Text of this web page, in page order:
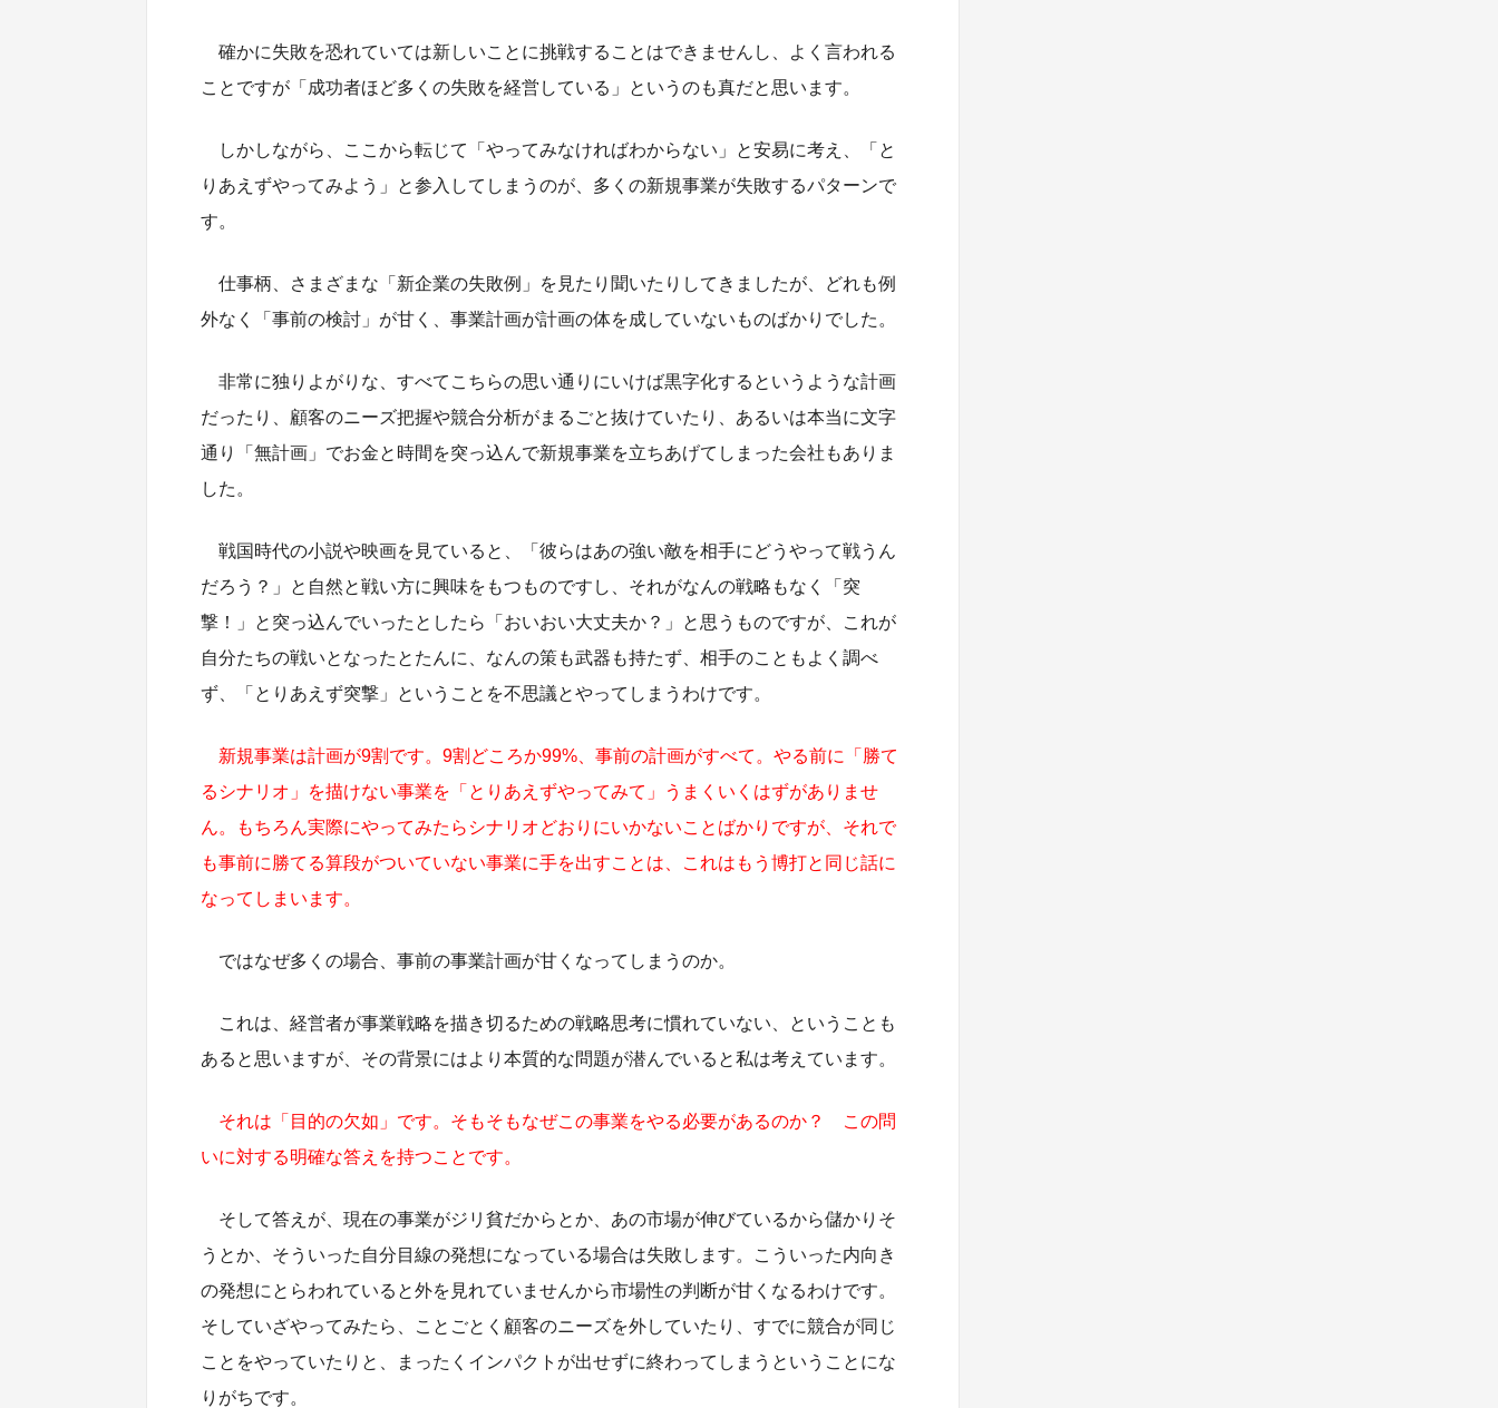
確かに失敗を恐れていては新しいことに挑戦することはできませんし、よく言われる
ことですが「成功者ほど多くの失敗を経営している」というのも真だと思います。
しかしながら、ここから転じて「やってみなければわからない」と安易に考え、「と
りあえずやってみよう」と参入してしまうのが、多くの新規事業が失敗するパターンで
す。
仕事柄、さまざまな「新企業の失敗例」を見たり聞いたりしてきましたが、どれも例
外なく「事前の検討」が甘く、事業計画が計画の体を成していないものばかりでした。
非常に独りよがりな、すべてこちらの思い通りにいけば黒字化するというような計画
だったり、顧客のニーズ把握や競合分析がまるごと抜けていたり、あるいは本当に文字
通り「無計画」でお金と時間を突っ込んで新規事業を立ちあげてしまった会社もありま
した。
戦国時代の小説や映画を見ていると、「彼らはあの強い敵を相手にどうやって戦うん
だろう？」と自然と戦い方に興味をもつものですし、それがなんの戦略もなく「突
撃！」と突っ込んでいったとしたら「おいおい大丈夫か？」と思うものですが、これが
自分たちの戦いとなったとたんに、なんの策も武器も持たず、相手のこともよく調べ
ず、「とりあえず突撃」ということを不思議とやってしまうわけです。
新規事業は計画が9割です。9割どころか99%、事前の計画がすべて。やる前に「勝て
るシナリオ」を描けない事業を「とりあえずやってみて」うまくいくはずがありませ
ん。もちろん実際にやってみたらシナリオどおりにいかないことばかりですが、それで
も事前に勝てる算段がついていない事業に手を出すことは、これはもう博打と同じ話に
なってしまいます。
ではなぜ多くの場合、事前の事業計画が甘くなってしまうのか。
これは、経営者が事業戦略を描き切るための戦略思考に慣れていない、ということも
あると思いますが、その背景にはより本質的な問題が潜んでいると私は考えています。
それは「目的の欠如」です。そもそもなぜこの事業をやる必要があるのか？ この問
いに対する明確な答えを持つことです。
そして答えが、現在の事業がジリ貧だからとか、あの市場が伸びているから儲かりそ
うとか、そういった自分目線の発想になっている場合は失敗します。こういった内向き
の発想にとらわれていると外を見れていませんから市場性の判断が甘くなるわけです。
そしていざやってみたら、ことごとく顧客のニーズを外していたり、すでに競合が同じ
ことをやっていたりと、まったくインパクトが出せずに終わってしまうということにな
りがちです。